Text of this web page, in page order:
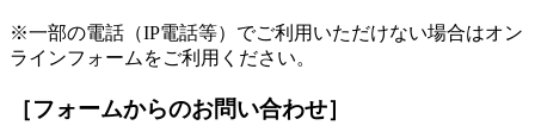
※一部の電話（IP電話等）でご利用いただけない場合はオン
ラインフォームをご利用ください。
［フォームからのお問い合わせ］